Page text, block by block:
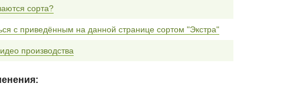
сорта?
с приведённым на данной странице сортом "Экстра"
производства